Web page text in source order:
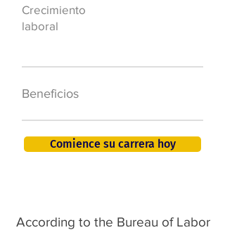
Crecimiento
laboral
Beneficios
Comience su carrera hoy
According to the Bureau of Labor